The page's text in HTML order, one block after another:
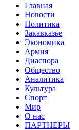
Главная
Новости
Политика
Закавказье
Экономика
Армия
Диаспора
Общество
Аналитика
Культура
Спорт
Мир
О нас
ПАРТНЕРЫ